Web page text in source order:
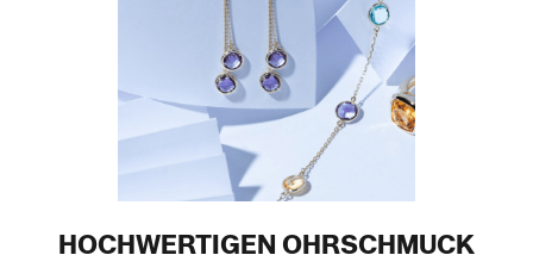
HOCHWERTIGEN OHRSCHMUCK